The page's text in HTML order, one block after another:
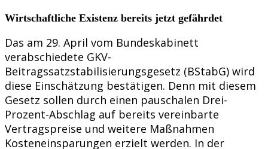
Wirtschaftliche Existenz bereits jetzt gefährdet
Das am 29. April vom Bundeskabinett
verabschiedete GKV-
Beitragssatzstabilisierungsgesetz (BStabG) wird
diese Einschätzung bestätigen. Denn mit diesem
Gesetz sollen durch einen pauschalen Drei-
Prozent-Abschlag auf bereits vereinbarte
Vertragspreise und weitere Maßnahmen
Kosteneinsparungen erzielt werden. In der